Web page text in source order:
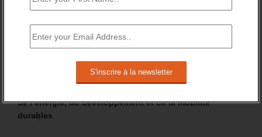
prime à la conversion dans la limite de 200 000 primes,
de l’énergie, du développement et de la mobilité
durables